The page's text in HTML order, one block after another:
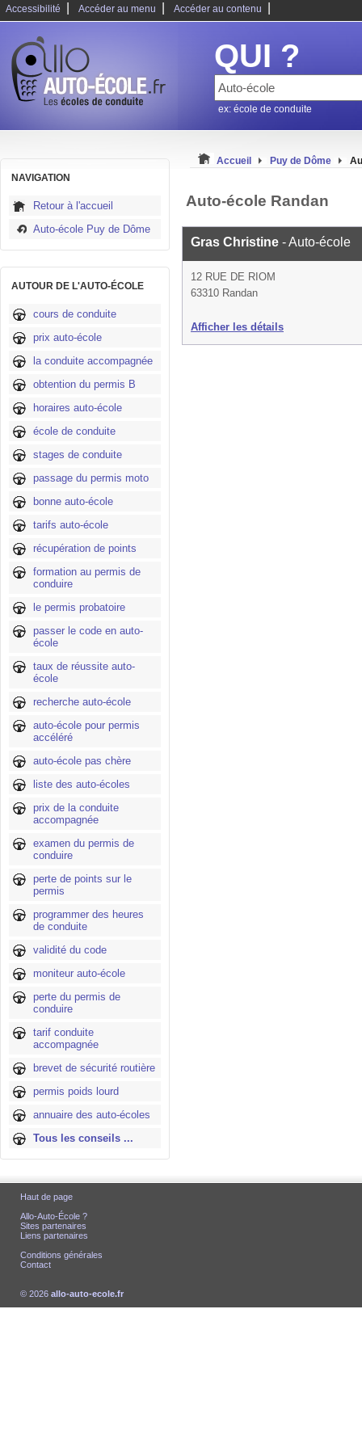
Accessibilité Accéder au menu Accéder au contenu
QUI ?
ex: école de conduite
NAVIGATION
Retour à l'accueil
Auto-école Puy de Dôme
AUTOUR DE L'AUTO-ÉCOLE
cours de conduite
prix auto-école
la conduite accompagnée
obtention du permis B
horaires auto-école
école de conduite
stages de conduite
passage du permis moto
bonne auto-école
tarifs auto-école
récupération de points
formation au permis de
conduire
le permis probatoire
passer le code en auto-
école
taux de réussite auto-
école
recherche auto-école
auto-école pour permis
accéléré
auto-école pas chère
liste des auto-écoles
prix de la conduite
accompagnée
examen du permis de
conduire
perte de points sur le
permis
programmer des heures
de conduite
validité du code
moniteur auto-école
perte du permis de
conduire
tarif conduite
accompagnée
brevet de sécurité routière
permis poids lourd
annuaire des auto-écoles
Tous les conseils ...
Accueil Puy de Dôme
Auto-école Randan
Gras Christine - Auto-école
12 RUE DE RIOM
63310 Randan
Afficher les détails
Haut de page
Allo-Auto-École ?
Sites partenaires
Liens partenaires
Conditions générales
Contact
© 2026 allo-auto-ecole.fr